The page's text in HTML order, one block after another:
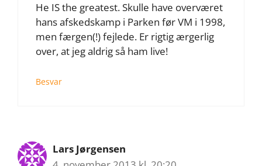
He IS the greatest. Skulle have overværet
hans afskedskamp i Parken før VM i 1998,
men færgen(!) fejlede. Er rigtig ærgerlig
over, at jeg aldrig så ham live!
Besvar
Lars Jørgensen